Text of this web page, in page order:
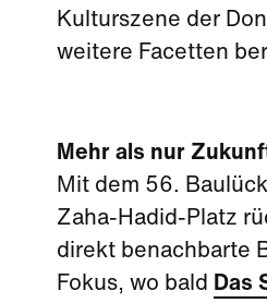
Kulturszene der
weitere Facetten
Mehr als nur
Mit dem 56.
Zaha-Hadid-Platz
direkt benachbarte
Fokus, wo bald Das